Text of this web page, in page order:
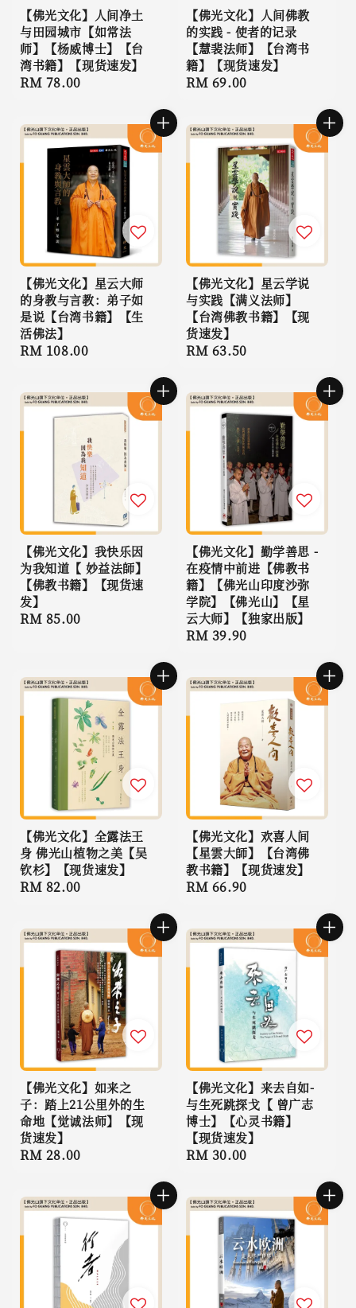
【佛光文化】人间净土
与田园城市【如常法
师】【杨威博士】【台
湾书籍】【现货速发】
Regular
RM 78.00
【佛光文化】人间佛教
的实践 - 使者的记录
【慧裴法师】【台湾书
籍】【现货速发】
Regular
RM 69.00
【佛光文化】星云大师
的身教与言教：弟子如
是说【台湾书籍】【生
活佛法】
Regular
RM 108.00
【佛光文化】星云学说
与实践【满义法师】
【台湾佛教书籍】【现
货速发】
Regular
RM 63.50
【佛光文化】我快乐因
为我知道【 妙益法師】
【佛教书籍】【现货速
发】
Regular
RM 85.00
【佛光文化】勤学善思 -
在疫情中前进【佛教书
籍】【佛光山印度沙弥
学院】【佛光山】【星
云大师】【独家出版】
Regular
RM 39.90
【佛光文化】全露法王
身 佛光山植物之美【吴
钦杉】【现货速发】
Regular
RM 82.00
【佛光文化】欢喜人间
【星雲大師】【台湾佛
教书籍】【现货速发】
Regular
RM 66.90
【佛光文化】如来之
子：踏上21公里外的生
命地【觉诚法师】【现
货速发】
Regular
RM 28.00
【佛光文化】来去自如-
与生死跳探戈【 曾广志
博士】【心灵书籍】
【现货速发】
Regular
RM 30.00